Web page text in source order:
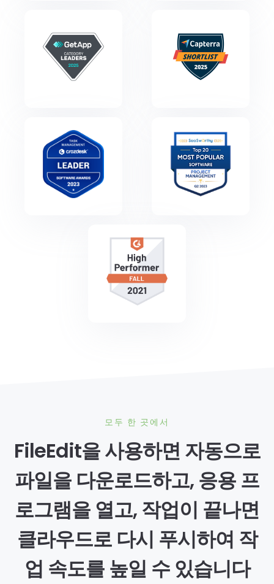
모두 한 곳에서
FileEdit을 사용하면 자동으로
파일을 다운로드하고, 응용 프
로그램을 열고, 작업이 끝나면
클라우드로 다시 푸시하여 작
업 속도를 높일 수 있습니다